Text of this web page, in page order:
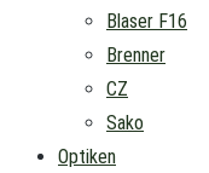
Blaser F16
Brenner
CZ
Sako
Optiken